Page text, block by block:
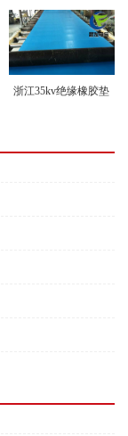
浙江35kv绝缘橡胶垫